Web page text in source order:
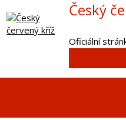
Český
Oficiální